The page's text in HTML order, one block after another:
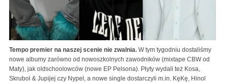
Tempo premier na naszej scenie nie zwalnia. W tym tygodniu dostaliśmy
nowe albumy zarówno od nowoszkolnych zawodników (mixtape CBW od
Maty), jak oldschoolowców (nowe EP Pelsona). Płyty wydali też Kosa,
Skrubol & Jupijej czy Nypel, a nowe single dostarczyli m.in. KęKę, Hinol